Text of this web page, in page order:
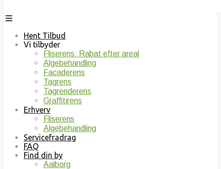
Hent Tilbud
Vi tilbyder
Fliserens: Rabat efter areal
Algebehandling
Facaderens
Tagrens
Tagrenderens
Graffitirens
Erhverv
Fliserens
Algebehandling
Servicefradrag
FAQ
Find din by
Aalborg